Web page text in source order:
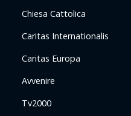
Chiesa Cattolica
Caritas Internationalis
Caritas Europa
Avvenire
Tv2000